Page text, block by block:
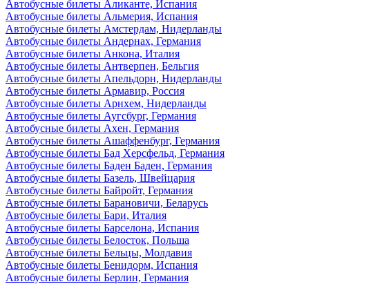
Автобусные билеты Аликанте, Испания
Автобусные билеты Альмерия, Испания
Автобусные билеты Амстердам, Нидерланды
Автобусные билеты Андернах, Германия
Автобусные билеты Анкона, Италия
Автобусные билеты Антверпен, Бельгия
Автобусные билеты Апельдорн, Нидерланды
Автобусные билеты Армавир, Россия
Автобусные билеты Арнхем, Нидерланды
Автобусные билеты Аугсбург, Германия
Автобусные билеты Ахен, Германия
Автобусные билеты Ашаффенбург, Германия
Автобусные билеты Бад Херсфельд, Германия
Автобусные билеты Баден Баден, Германия
Автобусные билеты Базель, Швейцария
Автобусные билеты Байройт, Германия
Автобусные билеты Барановичи, Беларусь
Автобусные билеты Бари, Италия
Автобусные билеты Барселона, Испания
Автобусные билеты Белосток, Польша
Автобусные билеты Бельцы, Молдавия
Автобусные билеты Бенидорм, Испания
Автобусные билеты Берлин, Германия